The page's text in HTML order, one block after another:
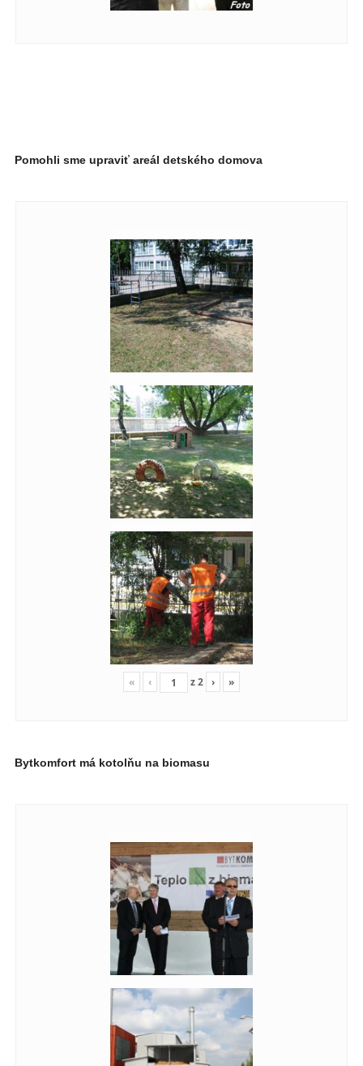
Pomohli sme upraviť areál detského domova
« ‹ z2 › »
Bytkomfort má kotolňu na biomasu